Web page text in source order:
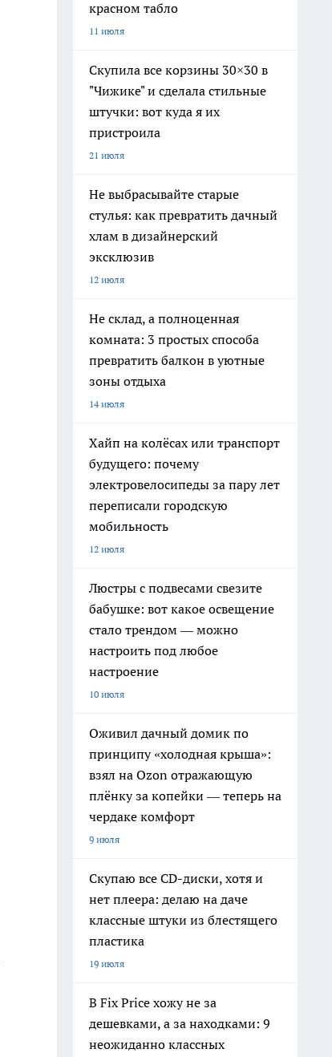
красном табло
11 июля
Скупила все корзины 30×30 в
"Чижике" и сделала стильные
штучки: вот куда я их
пристроила
21 июля
Не выбрасывайте старые
стулья: как превратить дачный
хлам в дизайнерский
эксклюзив
12 июля
Не склад, а полноценная
комната: 3 простых способа
превратить балкон в уютные
зоны отдыха
14 июля
Хайп на колёсах или транспорт
будущего: почему
электровелосипеды за пару лет
переписали городскую
мобильность
12 июля
Люстры с подвесами свезите
бабушке: вот какое освещение
стало трендом — можно
настроить под любое
настроение
10 июля
Оживил дачный домик по
принципу «холодная крыша»:
взял на Ozon отражающую
плёнку за копейки — теперь на
чердаке комфорт
9 июля
Скупаю все CD-диски, хотя и
нет плеера: делаю на даче
классные штуки из блестящего
пластика
19 июля
В Fix Price хожу не за
дешевками, а за находками: 9
неожиданно классных